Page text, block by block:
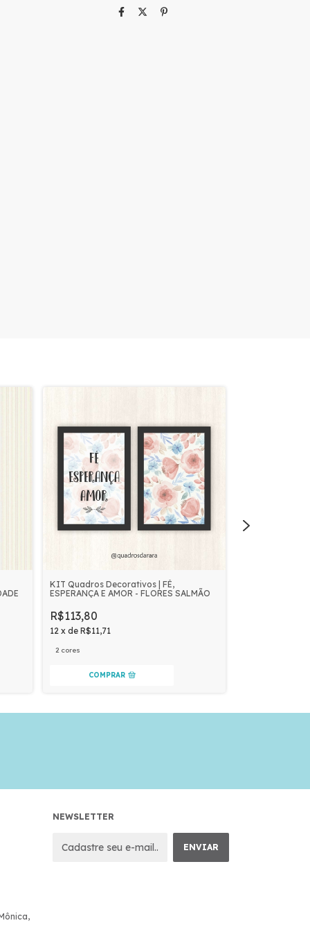
KIT Quadros Decorativos | FÉ,
ESPERANÇA E AMOR - FLORES SALMÃO
R$113,80
12 x de R$11,71
2 cores
COMPRAR
NEWSLETTER